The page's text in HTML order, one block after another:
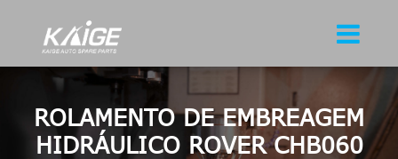
ROLAMENTO DE EMBREAGEM
HIDRÁULICO ROVER CHB060